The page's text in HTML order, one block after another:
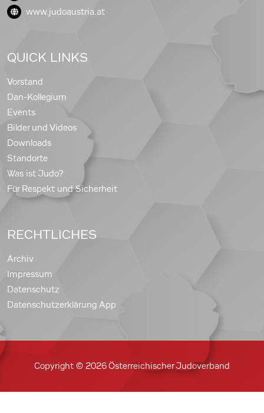
www.judoaustria.at
QUICK LINKS
Vorstand
Dan-Kollegium
Events
Bilder und Videos
Downloads
Standorte
Was ist Judo?
Für Respekt und Sicherheit
RECHTLICHES
Archiv
Impressum
Datenschutz
Datenschutzerklärung App
Copyright © 2026 Österreichischer Judoverband